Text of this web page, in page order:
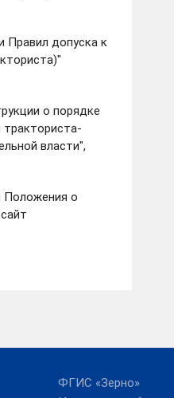
Правил допуска к
о порядке
власти",
Положения о
ФГИС «Зерно»